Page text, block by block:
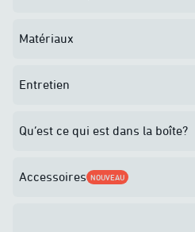
Matériaux
Entretien
Qu’est ce qui est dans la boîte?
Accessoires NOUVEAU